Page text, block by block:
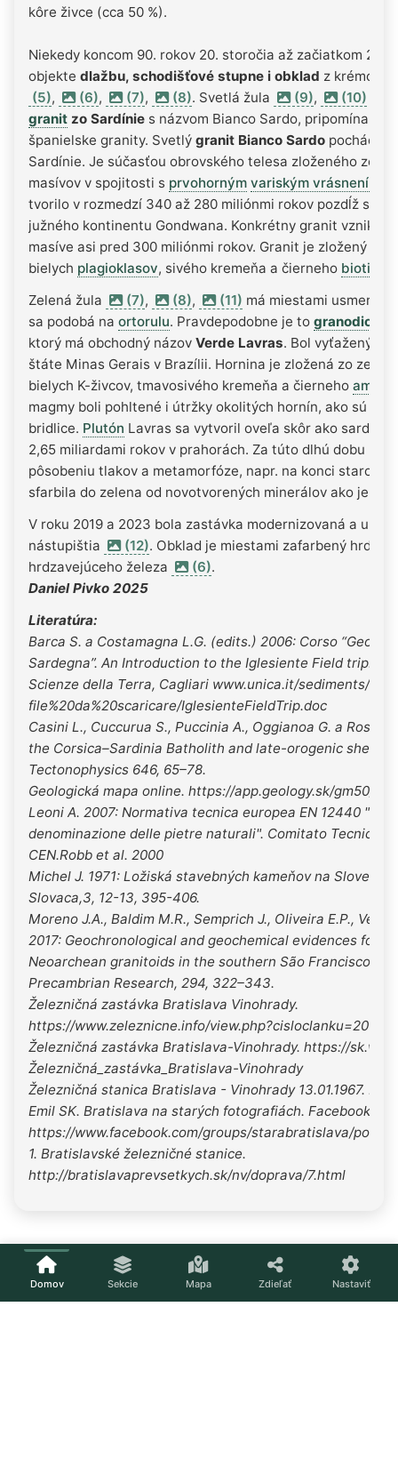
kôre živce (cca 50 %).
Niekedy koncom 90. rokov 20. storočia až začiatkom 21.
objekte dlažbu, schodišťové stupne i obklad z
(5), (6), (7), (8). Svetlá žula (9), (10)
granit zo Sardínie s názvom Bianco Sardo, pripomína
španielske granity. Svetlý granit Bianco Sardo
Sardínie. Je súčasťou obrovského telesa zloženého zo
masívov v spojitosti s prvohorným variským vrásnením
tvorilo v rozmedzí 340 až 280 miliónmi rokov pozdĺž
južného kontinentu Gondwana. Konkrétny granit vznikol
masíve asi pred 300 miliónmi rokov. Granit je zložený z
bielych plagioklasov, sivého kremeňa a čierneho biotitu
Zelená žula
(7), (8), (11) má miestami
sa podobá na ortorulu. Pravdepodobne je to granodiorit
ktorý má obchodný názov Verde Lavras. Bol vyťažený
štáte Minas Gerais v Brazílii. Hornina je zložená zo
bielych K-živcov, tmavosivého kremeňa a čierneho
magmy boli pohltené i útržky okolitých hornín, ako sú
bridlice. Plutón Lavras sa vytvoril oveľa skôr ako
2,65 miliardami rokov v prahorách. Za túto dlhú dobu bol
pôsobeniu tlakov a metamorfóze, napr. na konci
sfarbila do zelena od novotvorených minerálov ako je
V roku 2019 a 2023 bola zastávka modernizovaná a
nástupištia
(12). Obklad je miestami zafarbený
hrdzavejúceho železa
(6).
Daniel Pivko 2025
Literatúra:
Barca S. a Costamagna L.G. (edits.) 2006: Corso
Sardegna”. An Introduction to the Iglesiente Field trip.
Scienze della Terra, Cagliari www.unica.it/sediments/
file%20da%20scaricare/IglesienteFieldTrip.doc
Casini L., Cuccurua S., Puccinia A., Oggianoa G. a Rossi
the Corsica–Sardinia Batholith and late-orogenic
Tectonophysics 646, 65–78.
Geologická mapa online. https://app.geology.sk/gm50/
Leoni A. 2007: Normativa tecnica europea EN 12440
denominazione delle pietre naturali". Comitato Tecnico
CEN.Robb et al. 2000
Michel J. 1971: Ložiská stavebných kameňov na
Slovaca,3, 12-13, 395-406.
Moreno J.A., Baldim M.R., Semprich J., Oliveira E.P.,
2017: Geochronological and geochemical evidences for
Neoarchean granitoids in the southern São Francisco
Precambrian Research, 294, 322–343.
Železničná zastávka Bratislava Vinohrady.
https://www.zeleznicne.info/
Železničná zastávka Bratislava-Vinohrady. https://
Železničná_zastávka_Bratislava-Vinohrady
Železničná stanica Bratislava - Vinohrady 13.01.1967.
Emil SK. Bratislava na starých fotografiách. Facebook.
https://www.facebook.com/groups/starabratislava/
1. Bratislavské železničné stanice.
http://bratislavaprevsetkych.sk/nv/doprava/7.html
Domov Sekcie Mapa Zdieľať Nastaviť